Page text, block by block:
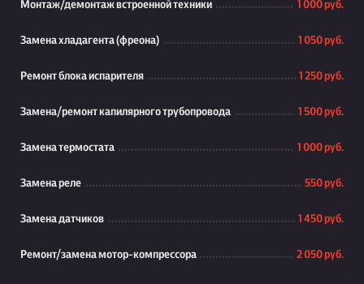
Монтаж/демонтаж встроенной техники 1 000 руб.
Замена хладагента (фреона) 1 050 руб.
Ремонт блока испарителя 1 250 руб.
Замена/ремонт капилярного трубопровода 1 500 руб.
Замена термостата 1 000 руб.
Замена реле 550 руб.
Замена датчиков 1 450 руб.
Ремонт/замена мотор-компрессора 2 050 руб.